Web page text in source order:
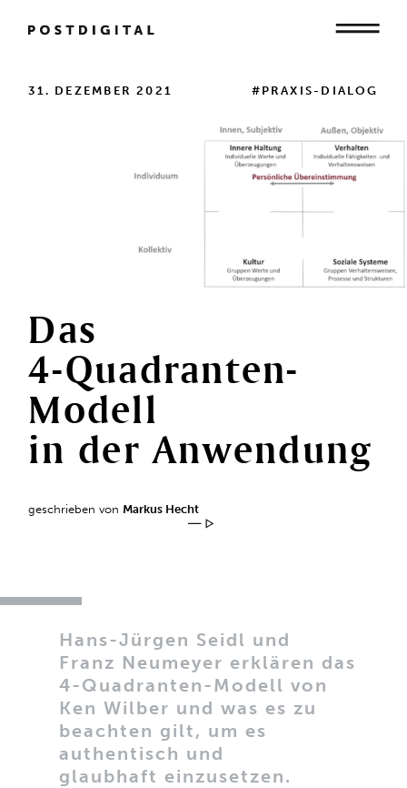
Mensch
Organisation
Gesellschaft
31. DEZEMBER 2021 #PRAXIS-DIALOG
Das
4-Quadranten-
Modell
in der Anwendung
geschrieben von Markus Hecht
Hans-Jürgen Seidl und
Franz Neumeyer erklären das
4-Quadranten-Modell von
Ken Wilber und was es zu
beachten gilt, um es
authentisch und
glaubhaft einzusetzen.